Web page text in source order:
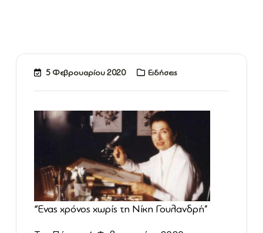
5 Φεβρουαρίου 2020 Ειδήσεις
“Ένας χρόνος χωρίς τη Νίκη Γουλανδρή”